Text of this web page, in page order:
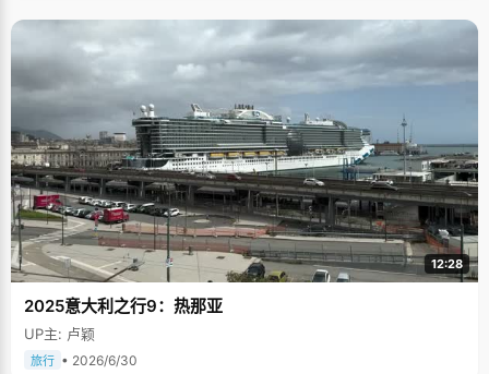
12:28
2025意大利之行9：热那亚
UP主: 卢颖
旅行 • 2026/6/30